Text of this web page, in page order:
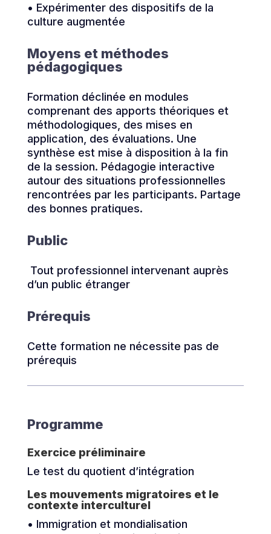
• Expérimenter des dispositifs de la
culture augmentée
Moyens et méthodes
pédagogiques
Formation déclinée en modules
comprenant des apports théoriques et
méthodologiques, des mises en
application, des évaluations. Une
synthèse est mise à disposition à la fin
de la session. Pédagogie interactive
autour des situations professionnelles
rencontrées par les participants. Partage
des bonnes pratiques.
Public
Tout professionnel intervenant auprès
d’un public étranger
Prérequis
Cette formation ne nécessite pas de
prérequis
Programme
Exercice préliminaire
Le test du quotient d’intégration
Les mouvements migratoires et le
contexte interculturel
• Immigration et mondialisation